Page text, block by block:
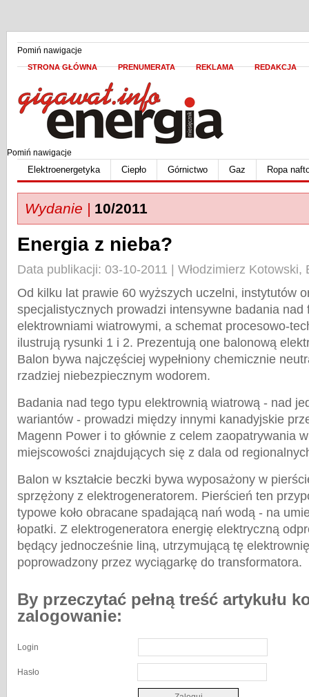
Pomiń nawigacje
STRONA GŁÓWNA PRENUMERATA REKLAMA REDAKCJA
Pomiń nawigacje
Elektroenergetyka Ciepło Górnictwo Gaz Ropa
Wydanie | 10/2011
Energia z nieba?
Data publikacji: 03-10-2011 | Włodzimierz Kotowski,
Od kilku lat prawie 60 wyższych uczelni, instytutów
specjalistycznych prowadzi intensywne badania nad
elektrowniami wiatrowymi, a schemat procesowo-
ilustrują rysunki 1 i 2. Prezentują one balonową
Balon bywa najczęściej wypełniony chemicznie
rzadziej niebezpiecznym wodorem.
Badania nad tego typu elektrownią wiatrową - nad
wariantów - prowadzi między innymi kanadyjskie
Magenn Power i to głównie z celem zaopatrywania
miejscowości znajdujących się z dala od
Balon w kształcie beczki bywa wyposażony w
sprzężony z elektrogeneratorem. Pierścień ten
typowe koło obracane spadającą nań wodą - na
łopatki. Z elektrogeneratora energię elektryczną
będący jednocześnie liną, utrzymującą tę
poprowadzony przez wyciągarkę do transformatora.
By przeczytać pełną treść artykułu
zalogowanie:
Login
Hasło